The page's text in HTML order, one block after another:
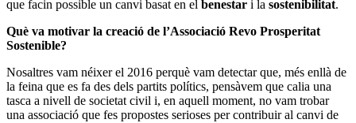
que facin possible un canvi basat en el benestar i la sostenibilitat.
Què va motivar la creació de l’Associació Revo Prosperitat
Sostenible?
Nosaltres vam néixer el 2016 perquè vam detectar que, més enllà de
la feina que es fa des dels partits polítics, pensàvem que calia una
tasca a nivell de societat civil i, en aquell moment, no vam trobar
una associació que fes propostes serioses per contribuir al canvi de